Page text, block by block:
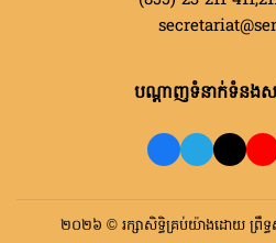
បណ្តាញទំនាក់ទំនងស
២០២៦ © រក្សាសិទ្ធិគ្រប់យ៉ាងដោយ ព្រឹទ្ធ